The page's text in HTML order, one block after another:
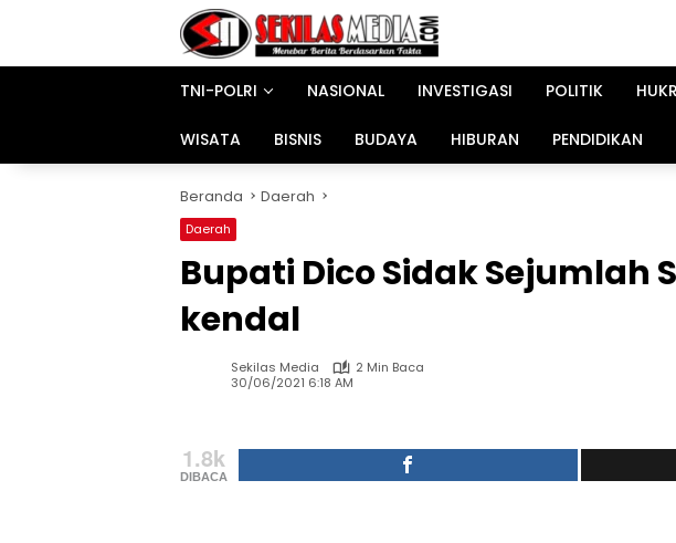
TNI-POLRI
NASIONAL INVESTIGASI POLITIK
WISATA BISNIS BUDAYA HIBURAN PENDIDIKAN
Beranda Daerah
Daerah
Bupati Dico Sidak Sejumlah
kendal
Sekilas Media
2 Min Baca
30/06/2021 6:18 AM
1.8k
DIBACA